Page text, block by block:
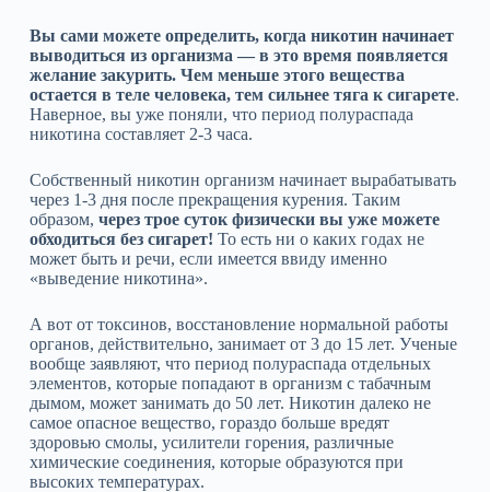
Вы сами можете определить, когда никотин начинает
выводиться из организма — в это время появляется
желание закурить. Чем меньше этого вещества
остается в теле человека, тем сильнее тяга к сигарете.
Наверное, вы уже поняли, что период полураспада
никотина составляет 2-3 часа.
Собственный никотин организм начинает вырабатывать
через 1-3 дня после прекращения курения. Таким
образом, через трое суток физически вы уже можете
обходиться без сигарет! То есть ни о каких годах не
может быть и речи, если имеется ввиду именно
«выведение никотина».
А вот от токсинов, восстановление нормальной работы
органов, действительно, занимает от 3 до 15 лет. Ученые
вообще заявляют, что период полураспада отдельных
элементов, которые попадают в организм с табачным
дымом, может занимать до 50 лет. Никотин далеко не
самое опасное вещество, гораздо больше вредят
здоровью смолы, усилители горения, различные
химические соединения, которые образуются при
высоких температурах.